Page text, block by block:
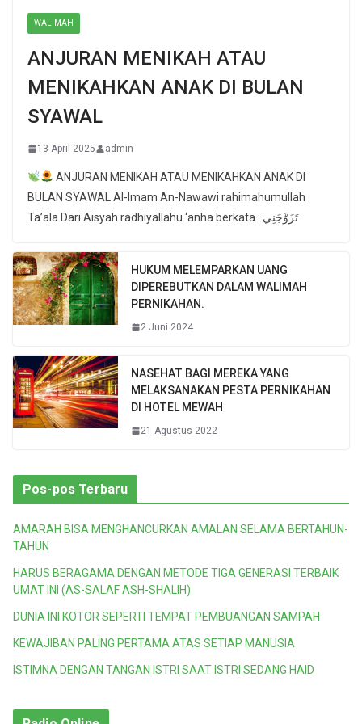
WALIMAH
ANJURAN MENIKAH ATAU
MENIKAHKAN ANAK DI BULAN
SYAWAL
13 April 2025 admin
ANJURAN MENIKAH ATAU MENIKAHKAN ANAK DI
BULAN SYAWAL Al-Imam An-Nawawi rahimahumullah
Ta’ala Dari Aisyah radhiyallahu ‘anha berkata : تَزَوَّجَنِي
HUKUM MELEMPARKAN UANG
DIPEREBUTKAN DALAM WALIMAH
PERNIKAHAN.
2 Juni 2024
NASEHAT BAGI MEREKA YANG
MELAKSANAKAN PESTA PERNIKAHAN
DI HOTEL MEWAH
21 Agustus 2022
Pos-pos Terbaru
AMARAH BISA MENGHANCURKAN AMALAN SELAMA BERTAHUN-
TAHUN
HARUS BERAGAMA DENGAN METODE TIGA GENERASI TERBAIK
UMAT INI (AS-SALAF ASH-SHALIH)
DUNIA INI KOTOR SEPERTI TEMPAT PEMBUANGAN SAMPAH
KEWAJIBAN PALING PERTAMA ATAS SETIAP MANUSIA
ISTIMNA DENGAN TANGAN ISTRI SAAT ISTRI SEDANG HAID